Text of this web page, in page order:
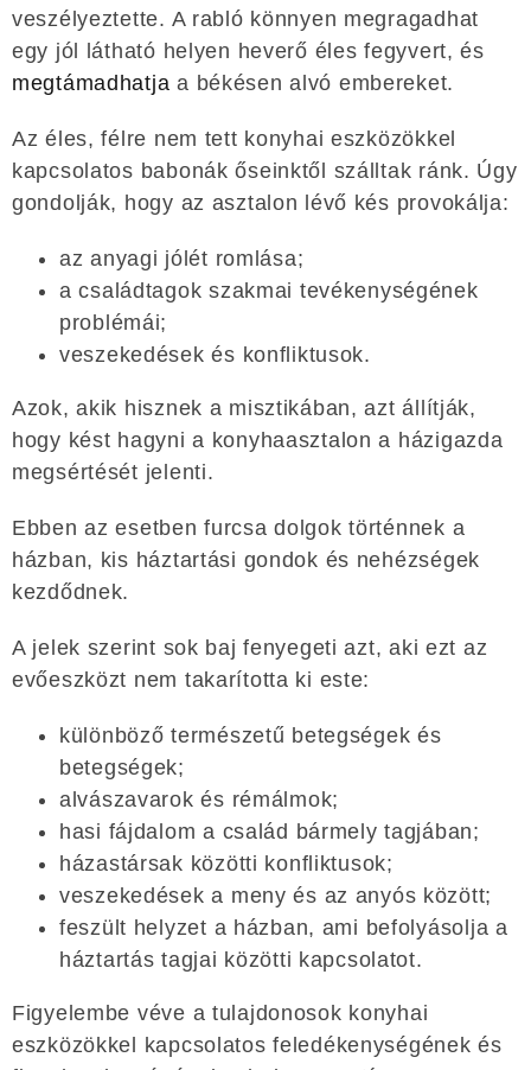
veszélyeztette. A rabló könnyen megragadhat
egy jól látható helyen heverő éles fegyvert, és
megtámadhatja a békésen alvó embereket.
Az éles, félre nem tett konyhai eszközökkel
kapcsolatos babonák őseinktől szálltak ránk. Úgy
gondolják, hogy az asztalon lévő kés provokálja:
az anyagi jólét romlása;
a családtagok szakmai tevékenységének
problémái;
veszekedések és konfliktusok.
Azok, akik hisznek a misztikában, azt állítják,
hogy kést hagyni a konyhaasztalon a házigazda
megsértését jelenti.
Ebben az esetben furcsa dolgok történnek a
házban, kis háztartási gondok és nehézségek
kezdődnek.
A jelek szerint sok baj fenyegeti azt, aki ezt az
evőeszközt nem takarította ki este:
különböző természetű betegségek és
betegségek;
alvászavarok és rémálmok;
hasi fájdalom a család bármely tagjában;
házastársak közötti konfliktusok;
veszekedések a meny és az anyós között;
feszült helyzet a házban, ami befolyásolja a
háztartás tagjai közötti kapcsolatot.
Figyelembe véve a tulajdonosok konyhai
eszközökkel kapcsolatos feledékenységének és